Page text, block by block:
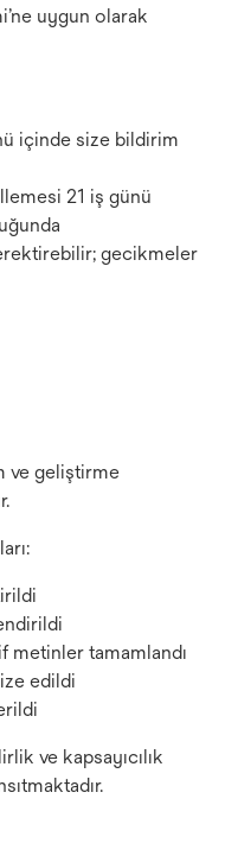
uygun olarak
içinde size bildirim
21 iş günü
gecikmeler
ve geliştirme
tamamlandı
edildi
ve kapsayıcılık